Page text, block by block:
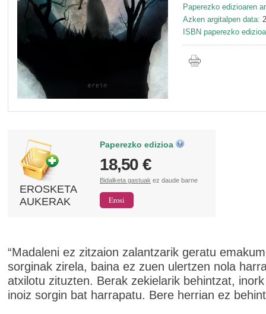
Paperezko edizioaren
Azken argitalpen data:
ISBN paperezko
EROSKETA
AUKERAK
Paperezko edizioa
18,50 €
Bidalketa gastuak ez daude barne
“Madaleni ez zitzaion zalantzarik geratu
sorginak zirela, baina ez zuen ulertzen nola
atxilotu zituzten. Berak zekielarik behintzat,
inoiz sorgin bat harrapatu. Bere herrian ez